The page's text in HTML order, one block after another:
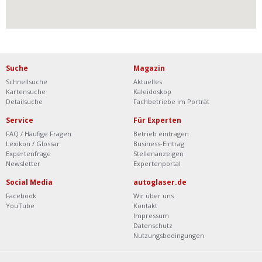
Suche
Schnellsuche
Kartensuche
Detailsuche
Magazin
Aktuelles
Kaleidoskop
Fachbetriebe im Porträt
Service
FAQ / Häufige Fragen
Lexikon / Glossar
Expertenfrage
Newsletter
Für Experten
Betrieb eintragen
Business-Eintrag
Stellenanzeigen
Expertenportal
Social Media
Facebook
YouTube
autoglaser.de
Wir über uns
Kontakt
Impressum
Datenschutz
Nutzungsbedingungen